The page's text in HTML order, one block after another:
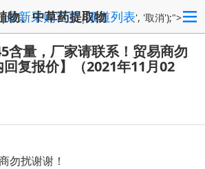
物、中草药提取物
|最新采购首页|频道列表', '取消');">
含量，厂家请联系！贸易商勿
复报价】（2021年11月02
勿扰谢谢！